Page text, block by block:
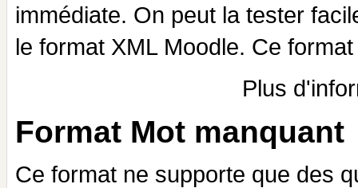
immédiate. On peut la tester
le format XML Moodle. Ce
Plus
Format Mot manquant
Ce format ne supporte que des